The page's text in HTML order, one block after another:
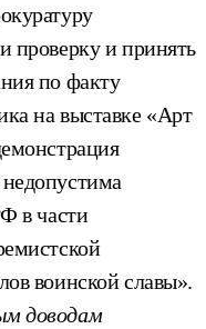
проверку и принять
по факту
на выставке «Арт
в части
воинской славы».
доводам